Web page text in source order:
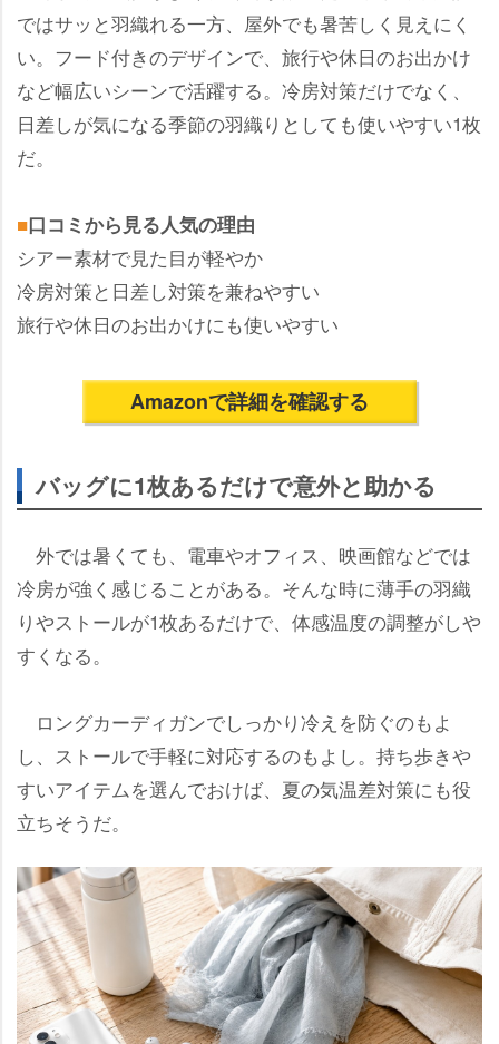
ではサッと羽織れる一方、屋外でも暑苦しく見えにく
い。フード付きのデザインで、旅行や休日のお出かけ
など幅広いシーンで活躍する。冷房対策だけでなく、
日差しが気になる季節の羽織りとしても使いやすい1枚
だ。
■口コミから見る人気の理由
シアー素材で見た目が軽やか
冷房対策と日差し対策を兼ねやすい
旅行や休日のお出かけにも使いやすい
Amazonで詳細を確認する
バッグに1枚あるだけで意外と助かる
外では暑くても、電車やオフィス、映画館などでは
冷房が強く感じることがある。そんな時に薄手の羽織
りやストールが1枚あるだけで、体感温度の調整がし
すくなる。
ロングカーディガンでしっかり冷えを防ぐのもよ
し、ストールで手軽に対応するのもよし。持ち歩き
すいアイテムを選んでおけば、夏の気温差対策にも役
立ちそうだ。